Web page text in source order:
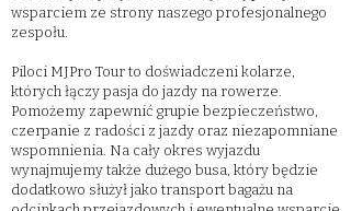
wsparciem ze strony naszego profesjonalnego
zespołu.
Piloci MJPro Tour to doświadczeni kolarze,
których łączy pasja do jazdy na rowerze.
Pomożemy zapewnić grupie bezpieczeństwo,
czerpanie z radości z jazdy oraz niezapomniane
wspomnienia. Na cały okres wyjazdu
wynajmujemy także dużego busa, który będzie
dodatkowo służył jako transport bagażu na